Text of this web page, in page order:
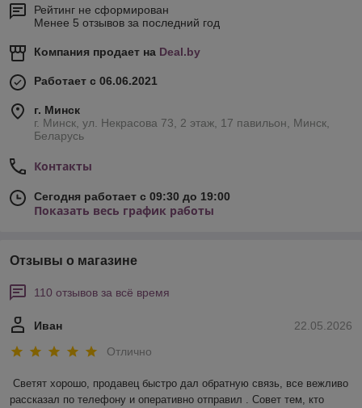
Рейтинг не сформирован
Менее 5 отзывов за последний год
Компания продает на Deal.by
Работает с 06.06.2021
г. Минск
г. Минск, ул. Некрасова 73, 2 этаж, 17 павильон, Минск,
Беларусь
Контакты
Сегодня работает с 09:30 до 19:00
Показать весь график работы
Отзывы о магазине
110 отзывов за всё время
22.05.2026
Иван
Отлично
Светят хорошо, продавец быстро дал обратную связь, все вежливо
рассказал по телефону и оперативно отправил . Совет тем, кто